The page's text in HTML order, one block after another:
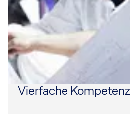
Vierfache Kompetenz